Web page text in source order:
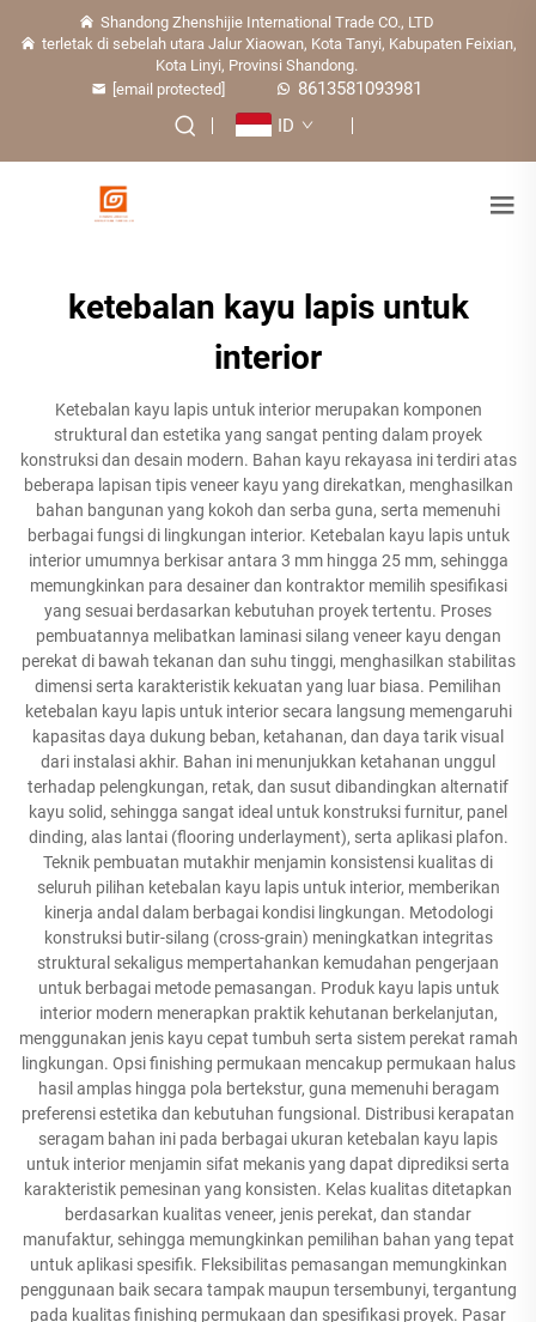
Shandong Zhenshijie International Trade CO., LTD
terletak di sebelah utara Jalur Xiaowan, Kota Tanyi, Kabupaten Feixian,
Kota Linyi, Provinsi Shandong.
[email protected]
8613581093981
ID
ketebalan kayu lapis untuk
interior
Ketebalan kayu lapis untuk interior merupakan komponen
struktural dan estetika yang sangat penting dalam proyek
konstruksi dan desain modern. Bahan kayu rekayasa ini terdiri atas
beberapa lapisan tipis veneer kayu yang direkatkan, menghasilkan
bahan bangunan yang kokoh dan serba guna, serta memenuhi
berbagai fungsi di lingkungan interior. Ketebalan kayu lapis untuk
interior umumnya berkisar antara 3 mm hingga 25 mm, sehingga
memungkinkan para desainer dan kontraktor memilih spesifikasi
yang sesuai berdasarkan kebutuhan proyek tertentu. Proses
pembuatannya melibatkan laminasi silang veneer kayu dengan
perekat di bawah tekanan dan suhu tinggi, menghasilkan stabilitas
dimensi serta karakteristik kekuatan yang luar biasa. Pemilihan
ketebalan kayu lapis untuk interior secara langsung memengaruhi
kapasitas daya dukung beban, ketahanan, dan daya tarik visual
dari instalasi akhir. Bahan ini menunjukkan ketahanan unggul
terhadap pelengkungan, retak, dan susut dibandingkan alternatif
kayu solid, sehingga sangat ideal untuk konstruksi furnitur, panel
dinding, alas lantai (flooring underlayment), serta aplikasi plafon.
Teknik pembuatan mutakhir menjamin konsistensi kualitas di
seluruh pilihan ketebalan kayu lapis untuk interior, memberikan
kinerja andal dalam berbagai kondisi lingkungan. Metodologi
konstruksi butir-silang (cross-grain) meningkatkan integritas
struktural sekaligus mempertahankan kemudahan pengerjaan
untuk berbagai metode pemasangan. Produk kayu lapis untuk
interior modern menerapkan praktik kehutanan berkelanjutan,
menggunakan jenis kayu cepat tumbuh serta sistem perekat ramah
lingkungan. Opsi finishing permukaan mencakup permukaan halus
hasil amplas hingga pola bertekstur, guna memenuhi beragam
preferensi estetika dan kebutuhan fungsional. Distribusi kerapatan
seragam bahan ini pada berbagai ukuran ketebalan kayu lapis
untuk interior menjamin sifat mekanis yang dapat diprediksi serta
karakteristik pemesinan yang konsisten. Kelas kualitas ditetapkan
berdasarkan kualitas veneer, jenis perekat, dan standar
manufaktur, sehingga memungkinkan pemilihan bahan yang tepat
untuk aplikasi spesifik. Fleksibilitas pemasangan memungkinkan
penggunaan baik secara tampak maupun tersembunyi, tergantung
pada kualitas finishing permukaan dan spesifikasi proyek. Pasar